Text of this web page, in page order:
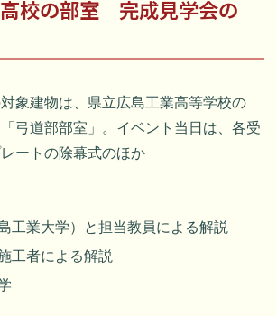
校の部室 完成見学会の
象建物は、県立広島工業高等学校の
「弓道部部室」。イベント当日は、各受
ートの除幕式のほか
工業大学）と担当教員による解説
工者による解説